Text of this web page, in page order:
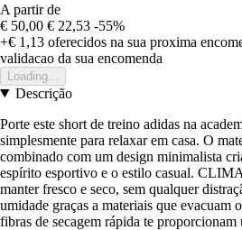
A partir de
€ 50,00 € 22,53 -55%
+€ 1,13 oferecidos na sua proxima
validacao da sua encomenda
Loading...
Descrição
Porte este short de treino adidas na
simplesmente para relaxar em casa. O
combinado com um design minimalista
espírito esportivo e o estilo casual.
manter fresco e seco, sem qualquer
umidade graças a materiais que evacuam
fibras de secagem rápida te proporcionam